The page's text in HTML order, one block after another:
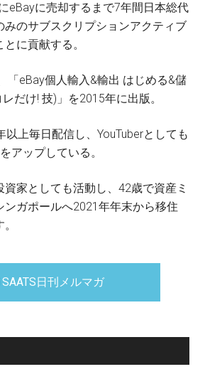
eBayに売却するまで7年間日本総代
みのサブスクリプションアクティブ
に貢献する。
「eBay個人輸入&輸出 はじめる&儲
だけ! 技)」を2015年に出版。
以上毎日配信し、YouTuberとしても
アップしている。
家としても活動し、42歳で資産ミ
ンガポールへ2021年年末から移住
SAATS日刊メルマガ